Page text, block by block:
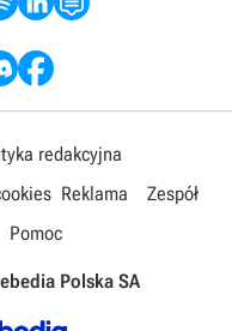
redakcyjna
Reklama
Zespół
Pomoc
Polska SA